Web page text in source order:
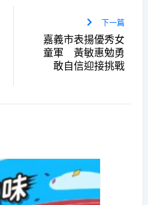
下一篇
嘉義市表揚優秀女
童軍 黃敏惠勉勇
敢自信迎接挑戰